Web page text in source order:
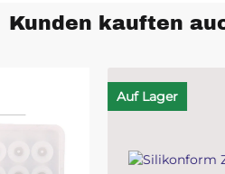
Kunden kauften